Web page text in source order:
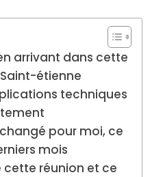
arrivant dans cette
étienne
techniques
pour moi, ce
mois
cette réunion et ce